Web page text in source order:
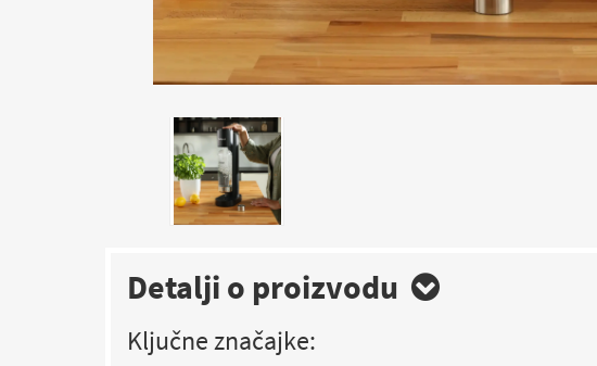
Detalji o proizvodu
Ključne značajke: